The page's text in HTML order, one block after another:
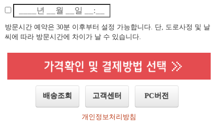
방문시간 예약은 30분 이후부터 설정 가능합니다. 단, 도로사정 및 날
씨에 따라 방문시간에 차이가 날 수 있습니다.
배송조회 고객센터 PC버전
개인정보처리방침